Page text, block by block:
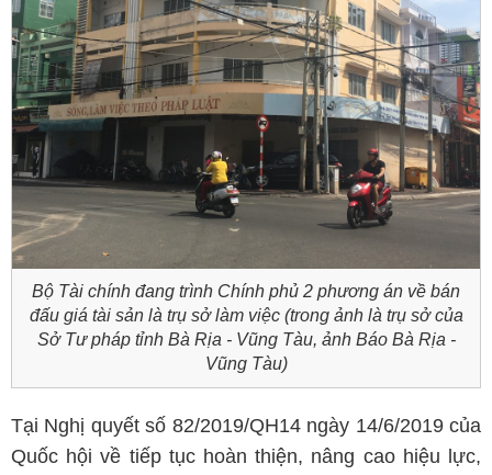
Bộ Tài chính đang trình Chính phủ 2 phương án về bán
đấu giá tài sản là trụ sở làm việc (trong ảnh là trụ sở của
Sở Tư pháp tỉnh Bà Rịa - Vũng Tàu, ảnh Báo Bà Rịa -
Vũng Tàu)
Tại Nghị quyết số 82/2019/QH14 ngày 14/6/2019 của
Quốc hội về tiếp tục hoàn thiện, nâng cao hiệu lực,